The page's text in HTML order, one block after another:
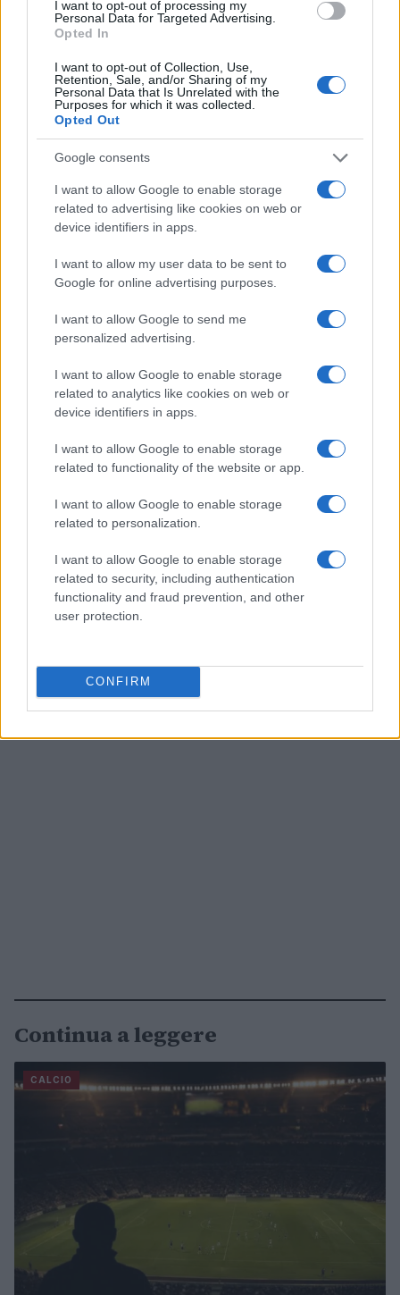
I want to opt-out of processing my
Personal Data for Targeted Advertising.
Opted In
I want to opt-out of Collection, Use,
Retention, Sale, and/or Sharing of my
Personal Data that Is Unrelated with the
Purposes for which it was collected.
Opted Out
Google consents
I want to allow Google to enable storage
related to advertising like cookies on web or
device identifiers in apps.
I want to allow my user data to be sent to
Google for online advertising purposes.
I want to allow Google to send me
personalized advertising.
I want to allow Google to enable storage
related to analytics like cookies on web or
device identifiers in apps.
I want to allow Google to enable storage
related to functionality of the website or app.
I want to allow Google to enable storage
related to personalization.
I want to allow Google to enable storage
related to security, including authentication
functionality and fraud prevention, and other
user protection.
CONFIRM
piede invertitol’esterno attacca la rifinitura
interna e il tiro a rientrare; servono linee di
corsa del terzino inunderlapper fissare il
centrale. Con piede naturale, l’esterno privilegia
cross dal fondo etagli sul secondo palo
dall’opposto. Profili più fisici lavorano su attacchi
in profondità e corse senza palla; profili tecnici
puntano su ricezioni tra le linee e combinazioni
strette. L’allenamento seleziona i punti di forza:
cross dal mezzo spazio per chi ha piede educato,
conduzioni lunghe per chi strappa, ricezioni con
schermo per chi protegge bene. La regola è
massimizzare ciò che il profilo offre e bilanciare
il resto con compagni complementari.
AUTORE
Ilaria Mauri, bolognese, decise di seguire il
giornalismo sportivo dopo una notte al
Dall'Ara durante una partita decisiva: oggi
coordina le pagine di competizioni e
sul campo e conserva il biglietto di quella
partita come prova della svolta.
Continua a leggere
CALCIO